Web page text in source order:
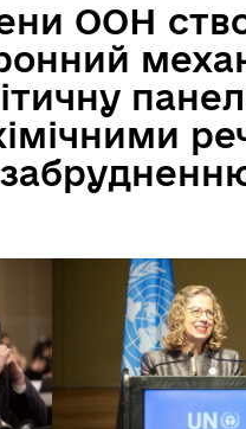
ООН